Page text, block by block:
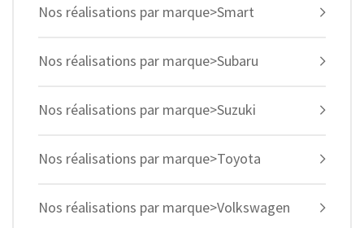
Nos réalisations par marque>Smart
Nos réalisations par marque>Subaru
Nos réalisations par marque>Suzuki
Nos réalisations par marque>Toyota
Nos réalisations par marque>Volkswagen